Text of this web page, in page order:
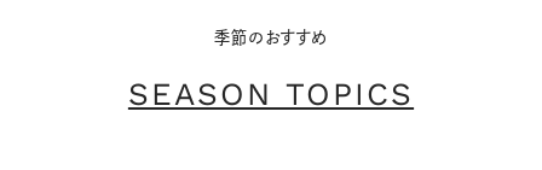
季節のおすすめ
SEASON TOPICS